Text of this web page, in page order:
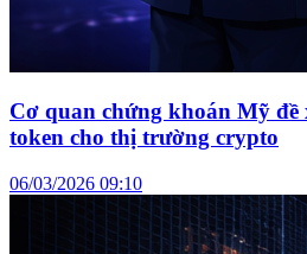
Cơ quan chứng khoán Mỹ
token cho thị trường crypto
06/03/2026 09:10